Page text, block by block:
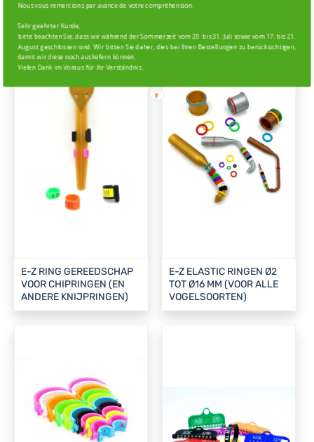
Gerelateerde producten
E-Z RING GEREEDSCHAP
VOOR CHIPRINGEN (EN
ANDERE KNIJPRINGEN)
E-Z ELASTIC RINGEN Ø2
TOT Ø16 MM (VOOR ALLE
VOGELSOORTEN)
Nous vous remercions par avance de votre compréhension.
Sehr geehrter Kunde,
bitte beachten Sie, dass wir während der Sommerzeit vom 20. bis 31. Juli sowie vom 17. bis 21.
August geschlossen sind. Wir bitten Sie daher, dies bei Ihren Bestellungen zu berücksichtigen,
damit wir diese noch ausliefern können.
Vielen Dank im Voraus für Ihr Verständnis.